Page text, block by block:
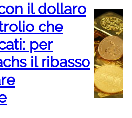
il dollaro
che
per
il ribasso